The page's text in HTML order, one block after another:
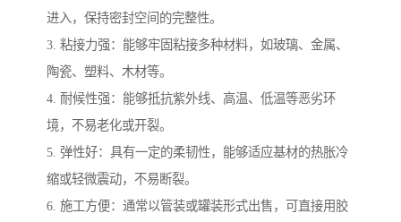
进入，保持密封空间的完整性。
3. 粘接力强：能够牢固粘接多种材料，如玻璃、金属、
陶瓷、塑料、木材等。
4. 耐候性强：能够抵抗紫外线、高温、低温等恶劣环
境，不易老化或开裂。
5. 弹性好：具有一定的柔韧性，能够适应基材的热胀冷
缩或轻微震动，不易断裂。
6. 施工方便：通常以管装或罐装形式出售，可直接用胶